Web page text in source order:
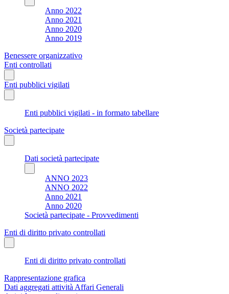
Anno 2022
Anno 2021
Anno 2020
Anno 2019
Benessere organizzativo
Enti controllati
Enti pubblici vigilati
Enti pubblici vigilati - in formato tabellare
Società partecipate
Dati società partecipate
ANNO 2023
ANNO 2022
Anno 2021
Anno 2020
Società partecipate - Provvedimenti
Enti di diritto privato controllati
Enti di diritto privato controllati
Rappresentazione grafica
Dati aggregati attività Affari Generali